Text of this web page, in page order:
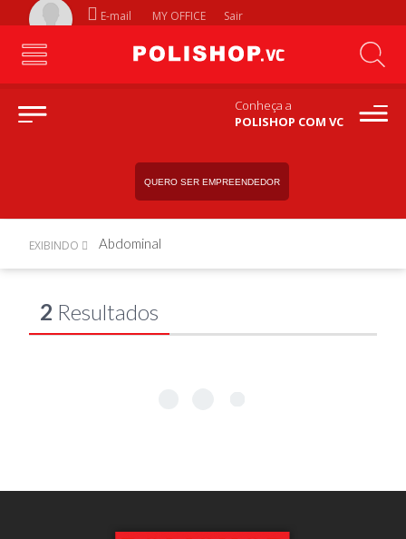
E-mail MY OFFICE Sair
Conheça a
POLISHOP COM VC
QUERO SER EMPREENDEDOR
EXIBINDO Abdominal
2 Resultados